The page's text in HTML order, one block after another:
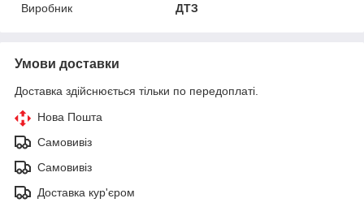
Виробник
ДТЗ
Умови доставки
Доставка здійснюється тільки по передоплаті.
Нова Пошта
Самовивіз
Самовивіз
Доставка кур'єром